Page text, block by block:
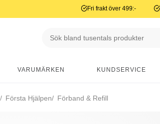
Fri frakt över 499:-
VARUMÄRKEN KUNDSERVICE
Första Hjälpen Förband & Refill